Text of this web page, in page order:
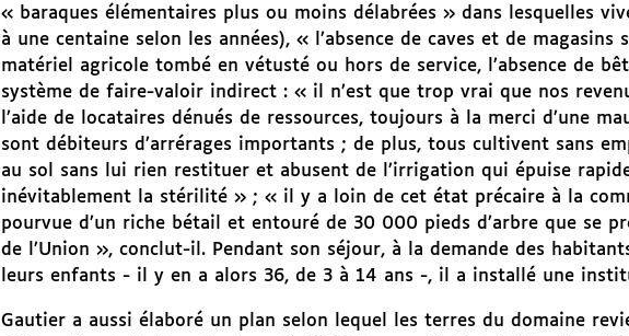
« baraques élémentaires plus ou moins délabrées » dans lesquelles
à une centaine selon les années), « l’absence de caves et de
matériel agricole tombé en vétusté ou hors de service, l’absence de
système de faire-valoir indirect : « il n’est que trop vrai que nos
l’aide de locataires dénués de ressources, toujours à la merci d’une
sont débiteurs d’arrérages importants ; de plus, tous cultivent sans
au sol sans lui rien restituer et abusent de l’irrigation qui épuise
inévitablement la stérilité » ; « il y a loin de cet état précaire à la
pourvue d’un riche bétail et entouré de 30 000 pieds d’arbre que se
de l’Union », conclut-il. Pendant son séjour, à la demande des
leurs enfants - il y en a alors 36, de 3 à 14 ans -, il a installé une
Gautier a aussi élaboré un plan selon lequel les terres du domaine